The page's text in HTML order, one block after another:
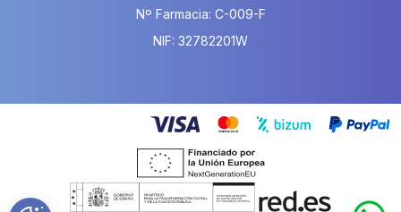
Nº Farmacia: C-009-F
NIF: 32782201W